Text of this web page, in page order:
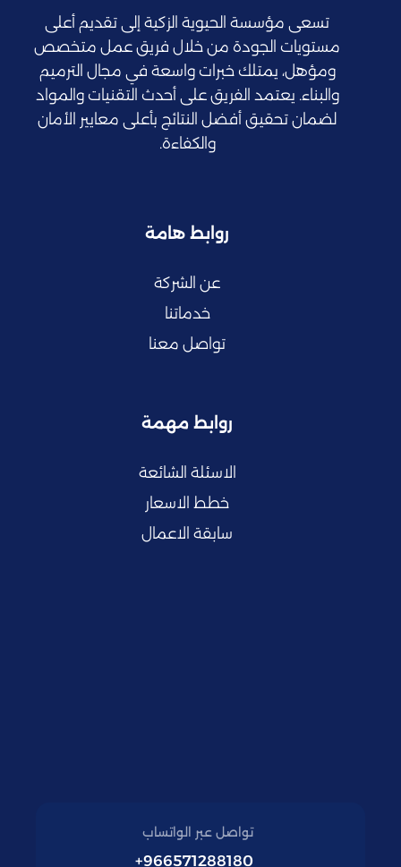
تسعى مؤسسة الحيوية الزكية إلى تقديم أعلى
مستويات الجودة من خلال فريق عمل متخصص
ومؤهل، يمتلك خبرات واسعة في مجال الترميم
والبناء. يعتمد الفريق على أحدث التقنيات والمواد
لضمان تحقيق أفضل النتائج بأعلى معايير الأمان
والكفاءة.
روابط هامة
عن الشركة
خدماتنا
تواصل معنا
روابط مهمة
الاسئلة الشائعة
خطط الاسعار
سابقة الاعمال
تواصل عبر الواتساب
966571288180+